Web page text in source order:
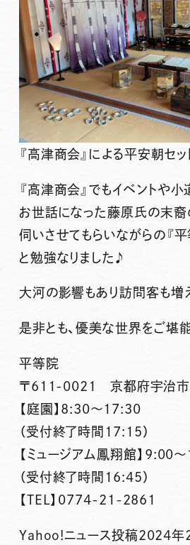
『高津商会』による平安朝セッ
『高津商会』でもイベントや
お世話になった藤原氏の末裔
伺いさせてもらいながらの『
と勉強なりました♪
大河の影響もあり訪問客も増
是非とも、優美な世界をご堪
平等院
〒611-0021 京都府宇治市
【庭園】8:30～17:30
（受付終了時間17:15）
【ミュージアム鳳翔館】9:00
（受付終了時間16:45）
【TEL】0774-21-2861
Yahoo!ニュース投稿2024年